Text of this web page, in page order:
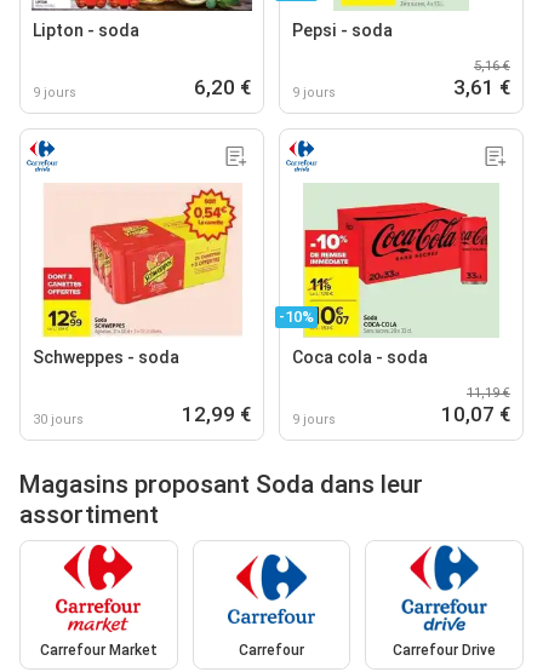
Lipton - soda
9 jours 6,20 €
Pepsi - soda
9 jours
5,16 €
3,61 €
Schweppes - soda
30 jours 12,99 €
-10%
Coca cola - soda
9 jours
11,19 €
10,07 €
Magasins proposant Soda dans leur
assortiment
Carrefour Market Carrefour Carrefour Drive